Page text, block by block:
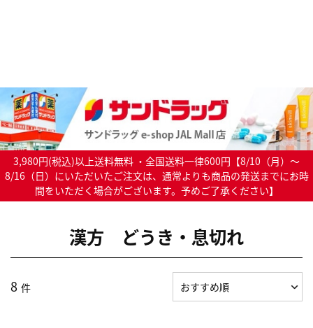
3,980円(税込)以上送料無料 ・全国送料一律600円【8/10（月）～
8/16（日）にいただいたご注文は、通常よりも商品の発送までにお時
間をいただく場合がございます。予めご了承ください】
漢方 どうき・息切れ
8 件